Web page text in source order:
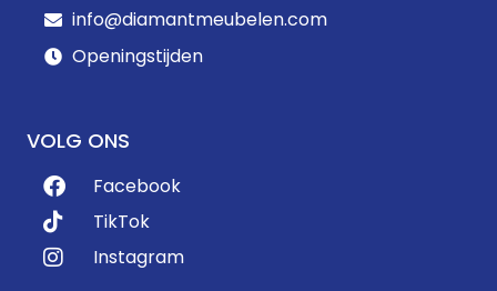
info@diamantmeubelen.com
Openingstijden
VOLG ONS
Facebook
TikTok
Instagram